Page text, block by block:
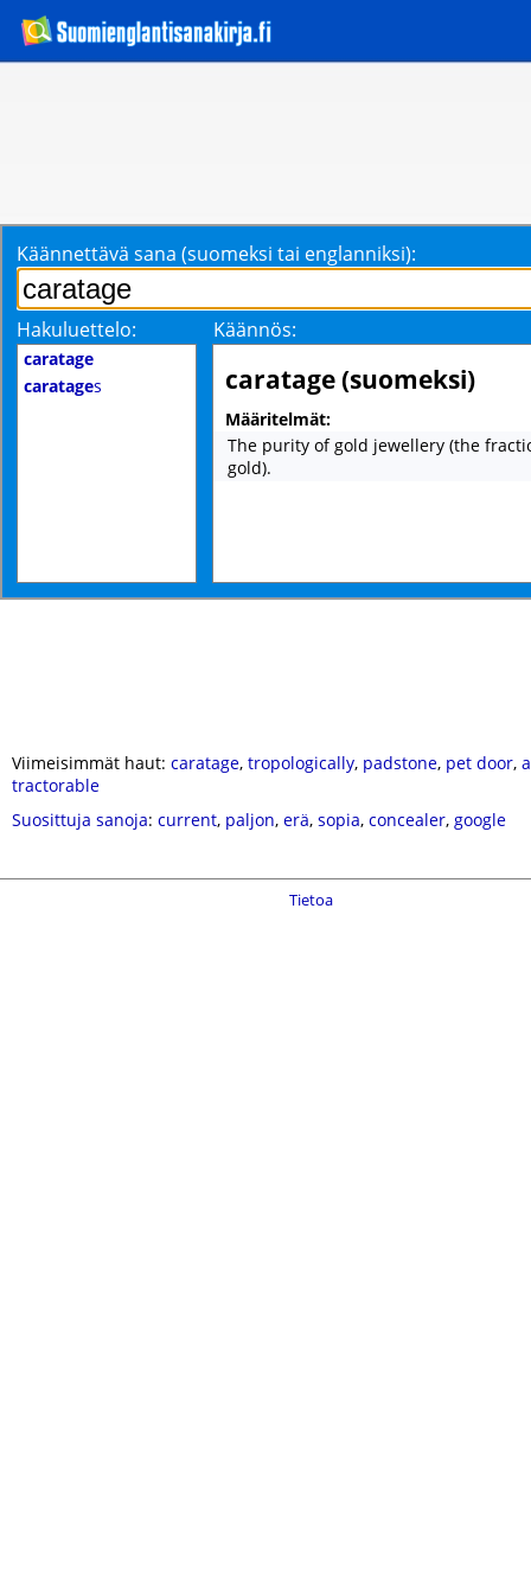
Käännettävä sana (suomeksi tai englanniksi):
Hakuluettelo: Käännös:
caratage
caratages caratage (suomeksi)
Määritelmät:
The purity of gold jewellery (the
gold).
Viimeisimmät haut: caratage, tropologically, padstone, pet door,
tractorable
Suosittuja sanoja: current, paljon, erä, sopia, concealer, google
Tietoa